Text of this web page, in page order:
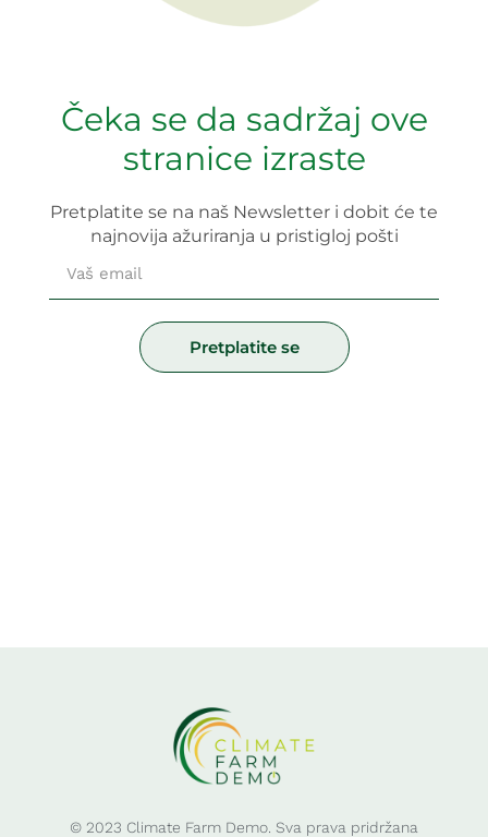
Svenska
Čeka se da sadržaj ove
stranice izraste
Pretplatite se na naš Newsletter i dobit će te
najnovija ažuriranja u pristigloj pošti
Pretplatite se
© 2023 Climate Farm Demo. Sva prava pridržana